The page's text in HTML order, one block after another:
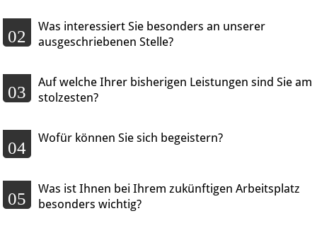
02
Was interessiert Sie besonders an unserer
ausgeschriebenen Stelle?
03
Auf welche Ihrer bisherigen Leistungen sind Sie am
stolzesten?
04
Wofür können Sie sich begeistern?
05
Was ist Ihnen bei Ihrem zukünftigen Arbeitsplatz
besonders wichtig?